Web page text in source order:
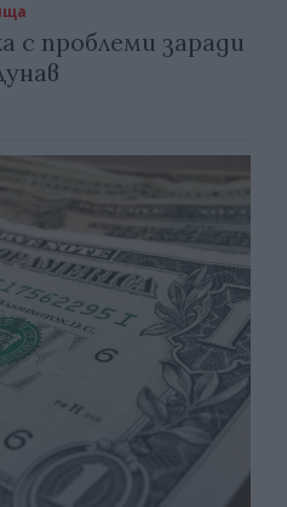
с проблеми заради